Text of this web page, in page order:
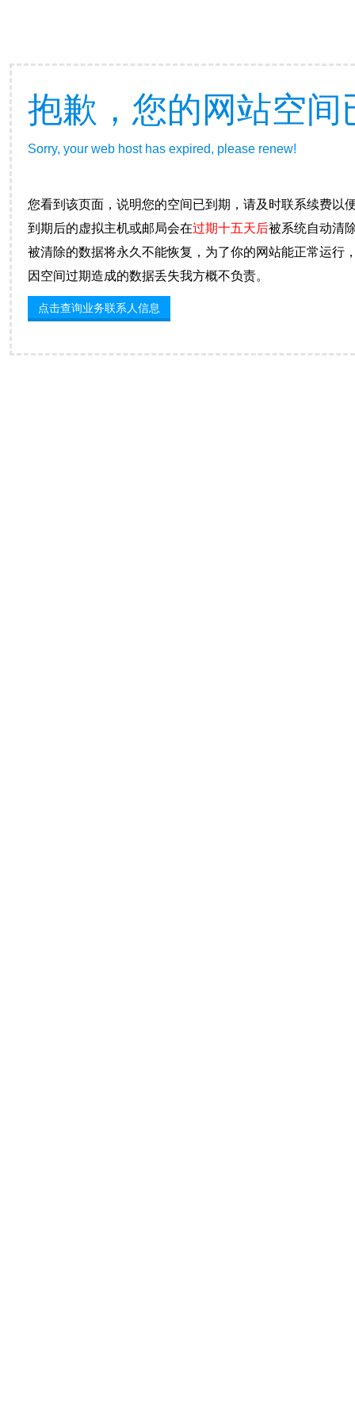
抱歉，您的网站空
Sorry, your web host has expired, please renew!
您看到该页面，说明您的空间已到期，请及时联系续费以
到期后的虚拟主机或邮局会在过期十五天后被系统自动清
被清除的数据将永久不能恢复，为了你的网站能正常运行
因空间过期造成的数据丢失我方概不负责。
点击查询业务联系人信息